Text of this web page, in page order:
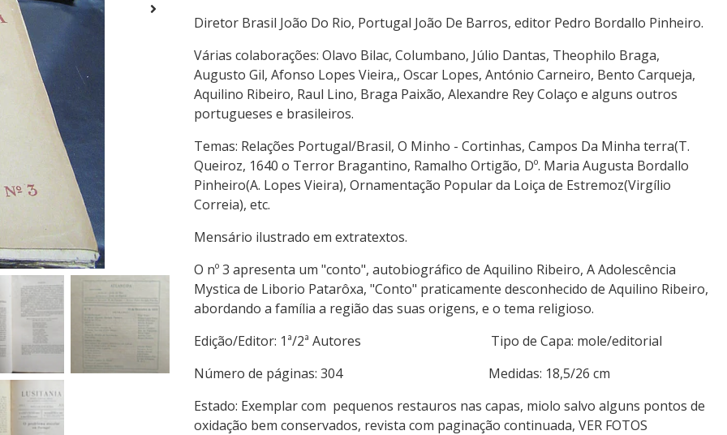
Diretor Brasil João Do Rio, Portugal João De Barros, editor Pedro Bordallo Pinheiro.
Várias colaborações: Olavo Bilac, Columbano, Júlio Dantas, Theophilo Braga,
Augusto Gil, Afonso Lopes Vieira,, Oscar Lopes, António Carneiro, Bento Carqueja,
Aquilino Ribeiro, Raul Lino, Braga Paixão, Alexandre Rey Colaço e alguns outros
portugueses e brasileiros.
Temas: Relações Portugal/Brasil, O Minho - Cortinhas, Campos Da Minha terra(T.
Queiroz, 1640 o Terror Bragantino, Ramalho Ortigão, Dº. Maria Augusta Bordallo
Pinheiro(A. Lopes Vieira), Ornamentação Popular da Loiça de Estremoz(Virgílio
Correia), etc.
Mensário ilustrado em extratextos.
O nº 3 apresenta um "conto", autobiográfico de Aquilino Ribeiro, A Adolescência
Mystica de Liborio Patarôxa, "Conto" praticamente desconhecido de Aquilino Ribeiro,
abordando a família a região das suas origens, e o tema religioso.
Edição/Editor: 1ª/2ª Autores Tipo de Capa: mole/editorial
Número de páginas: 304 Medidas: 18,5/26 cm
Estado: Exemplar com pequenos restauros nas capas, miolo salvo alguns pontos de
oxidação bem conservados, revista com paginação continuada, VER FOTOS